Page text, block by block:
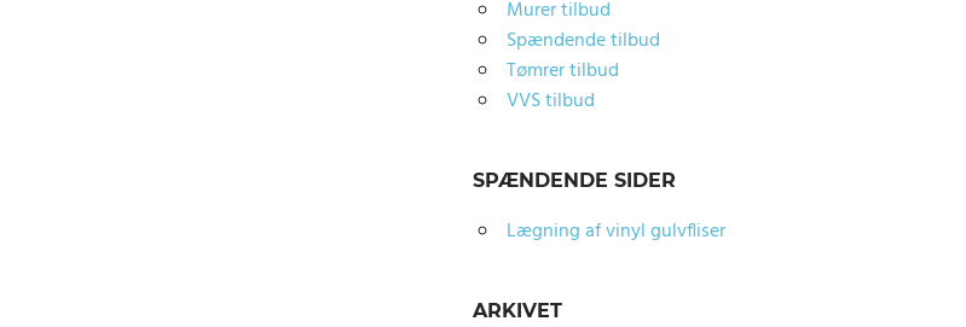
Murer tilbud
Spændende tilbud
Tømrer tilbud
VVS tilbud
SPÆNDENDE SIDER
Lægning af vinyl gulvfliser
ARKIVET